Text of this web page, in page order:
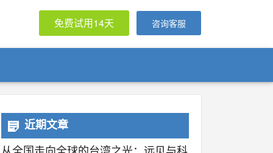
免费试用14天 咨询客服
近期文章